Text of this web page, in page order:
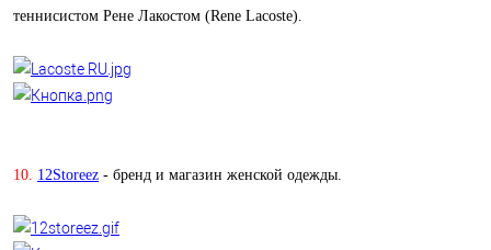
теннисистом Рене Лакостом (Rene Lacoste).
10. 12Storeez - бренд и магазин женской одежды.